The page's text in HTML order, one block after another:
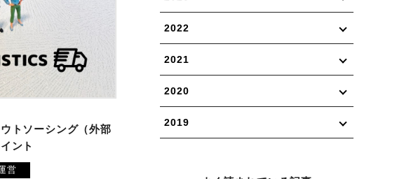
トソーシング（外部
ント
営
2022
2021
2020
2019